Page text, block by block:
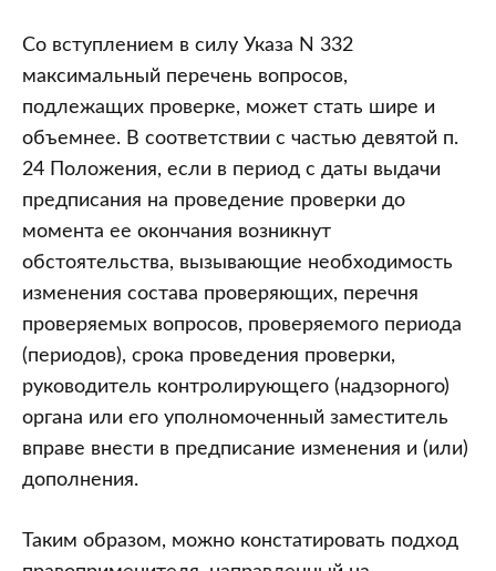
Со вступлением в силу Указа N 332
максимальный перечень вопросов,
подлежащих проверке, может стать шире и
объемнее. В соответствии с частью девятой п.
24 Положения, если в период с даты выдачи
предписания на проведение проверки до
момента ее окончания возникнут
обстоятельства, вызывающие необходимость
изменения состава проверяющих, перечня
проверяемых вопросов, проверяемого периода
(периодов), срока проведения проверки,
руководитель контролирующего (надзорного)
органа или его уполномоченный заместитель
вправе внести в предписание изменения и (или)
дополнения.
Таким образом, можно констатировать подход